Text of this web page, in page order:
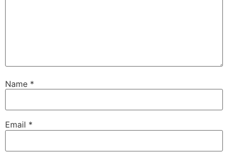
Name *
Email *